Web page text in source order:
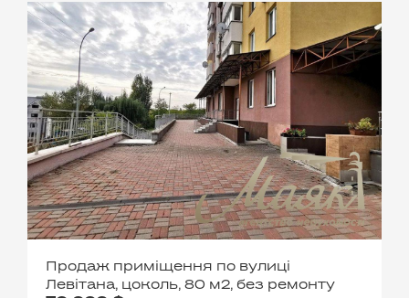
Продаж приміщення по вулиці
Левітана, цоколь, 80 м2, без ремонту